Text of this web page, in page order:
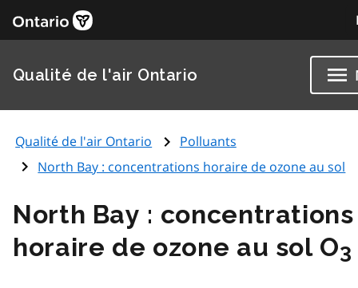
Qualité de l'air Ontario
Qualité de l'air Ontario
Polluants
North Bay : concentrations horaire de ozone au sol
North Bay : concentrations
horaire de ozone au sol O3